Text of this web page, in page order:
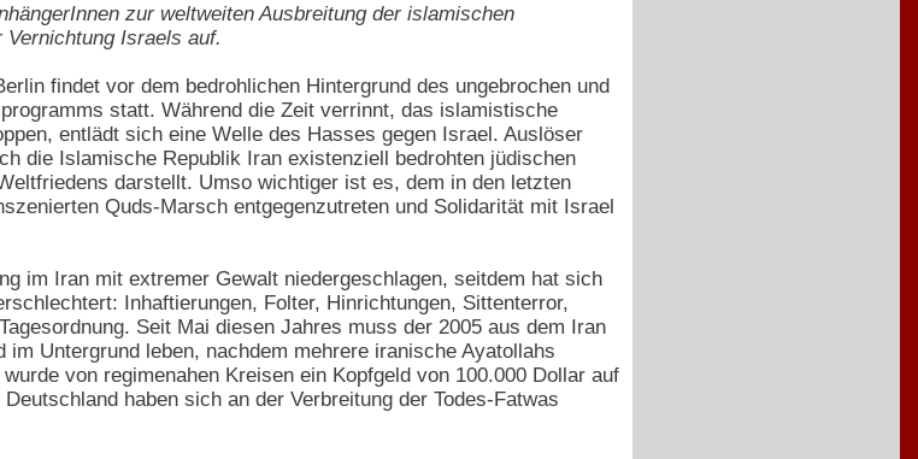
zur weltweiten Ausbreitung der islamischen
Israels auf.
findet vor dem bedrohlichen Hintergrund des ungebrochen und
statt. Während die Zeit verrinnt, das islamistische
entlädt sich eine Welle des Hasses gegen Israel. Auslöser
die Islamische Republik Iran existenziell bedrohten jüdischen
darstellt. Umso wichtiger ist es, dem in den letzten
Quds-Marsch entgegenzutreten und Solidarität mit Israel
im Iran mit extremer Gewalt niedergeschlagen, seitdem hat sich
Inhaftierungen, Folter, Hinrichtungen, Sittenterror,
Seit Mai diesen Jahres muss der 2005 aus dem Iran
Untergrund leben, nachdem mehrere iranische Ayatollahs
von regimenahen Kreisen ein Kopfgeld von 100.000 Dollar auf
haben sich an der Verbreitung der Todes-Fatwas